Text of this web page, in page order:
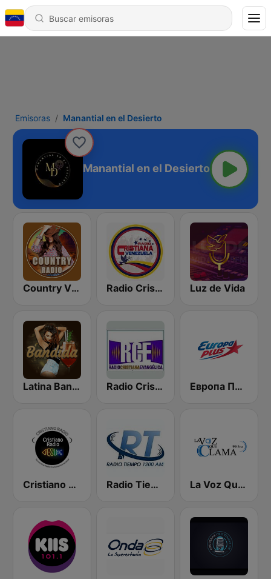
Emisoras Manantial en el Desierto
Manantial en el Desierto
Country Vibes Radio Cristiana Venezuela Luz de Vida
Latina Bandida! Radio Cristiana Evangelica el Pilar Европа Плюс (Europa Plus)
Cristiano Radio Radio Tiempo 1200 AM La Voz Que Clama 99.5FM